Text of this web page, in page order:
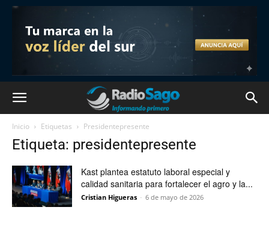
Inicio Etiquetas Presidentepresente
Etiqueta: presidentepresente
Kast plantea estatuto laboral especial y
calidad sanitaria para fortalecer el agro y la...
Cristian Higueras - 6 de mayo de 2026